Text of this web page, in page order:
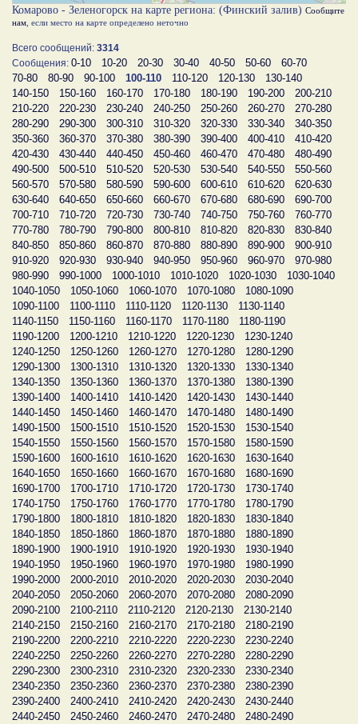
Комарово - Зеленогорск на карте региона: (Финский залив) Сообщите
нам , если место на карте определено неточно
Всего сообщений: 3314
Сообщения: 0-10 10-20 20-30 30-40 40-50 50-60
60-70
70-80
80-90 90-100 100-110 110-120 120-130
130-140
140-150
150-160 160-170 170-180 180-190 190-200
200-210
210-220
220-230 230-240 240-250 250-260 260-270
270-280
280-290
290-300 300-310 310-320 320-330 330-340
340-350
350-360
360-370 370-380 380-390 390-400 400-410
410-420
420-430
430-440 440-450 450-460 460-470 470-480
480-490
490-500
500-510 510-520 520-530 530-540 540-550
550-560
560-570
570-580 580-590 590-600 600-610 610-620
620-630
630-640
640-650 650-660 660-670 670-680 680-690
690-700
700-710
710-720 720-730 730-740 740-750 750-760
760-770
770-780
780-790 790-800 800-810 810-820 820-830
830-840
840-850
850-860 860-870 870-880 880-890 890-900
900-910
910-920
920-930 930-940 940-950 950-960 960-970
970-980
980-990
990-1000 1000-1010 1010-1020 1020-1030
1030-1040
1040-1050
1050-1060 1060-1070 1070-1080
1080-1090
1090-1100
1100-1110 1110-1120 1120-1130
1130-1140
1140-1150
1150-1160 1160-1170 1170-1180
1180-1190
1190-1200
1200-1210 1210-1220 1220-1230
1230-1240
1240-1250
1250-1260 1260-1270 1270-1280
1280-1290
1290-1300
1300-1310 1310-1320 1320-1330
1330-1340
1340-1350
1350-1360 1360-1370 1370-1380
1380-1390
1390-1400
1400-1410 1410-1420 1420-1430
1430-1440
1440-1450
1450-1460 1460-1470 1470-1480
1480-1490
1490-1500
1500-1510 1510-1520 1520-1530
1530-1540
1540-1550
1550-1560 1560-1570 1570-1580
1580-1590
1590-1600
1600-1610 1610-1620 1620-1630
1630-1640
1640-1650
1650-1660 1660-1670 1670-1680
1680-1690
1690-1700
1700-1710 1710-1720 1720-1730
1730-1740
1740-1750
1750-1760 1760-1770 1770-1780
1780-1790
1790-1800
1800-1810 1810-1820 1820-1830
1830-1840
1840-1850
1850-1860 1860-1870 1870-1880
1880-1890
1890-1900
1900-1910 1910-1920 1920-1930
1930-1940
1940-1950
1950-1960 1960-1970 1970-1980
1980-1990
1990-2000
2000-2010 2010-2020 2020-2030
2030-2040
2040-2050
2050-2060 2060-2070 2070-2080
2080-2090
2090-2100
2100-2110 2110-2120 2120-2130
2130-2140
2140-2150
2150-2160 2160-2170 2170-2180
2180-2190
2190-2200
2200-2210 2210-2220 2220-2230
2230-2240
2240-2250
2250-2260 2260-2270 2270-2280
2280-2290
2290-2300
2300-2310 2310-2320 2320-2330
2330-2340
2340-2350
2350-2360 2360-2370 2370-2380
2380-2390
2390-2400
2400-2410 2410-2420 2420-2430
2430-2440
2440-2450
2450-2460 2460-2470 2470-2480
2480-2490